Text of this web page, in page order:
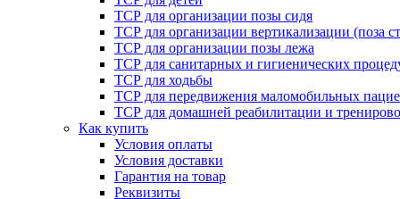
ТСР для организации позы сидя
ТСР для организации вертикализации (поза
ТСР для организации позы лежа
ТСР для санитарных и гигиенических
ТСР для ходьбы
ТСР для передвижения маломобильных
ТСР для домашней реабилитации и
Как купить
Условия оплаты
Условия доставки
Гарантия на товар
Реквизиты